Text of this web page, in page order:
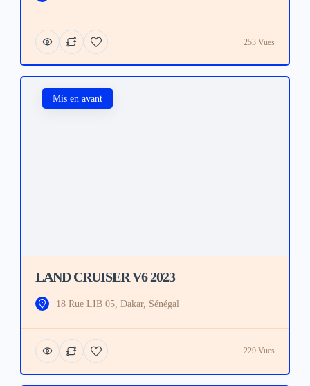
253 Vues
Mis en avant
LAND CRUISER V6 2023
18 Rue LIB 05, Dakar, Sénégal
229 Vues